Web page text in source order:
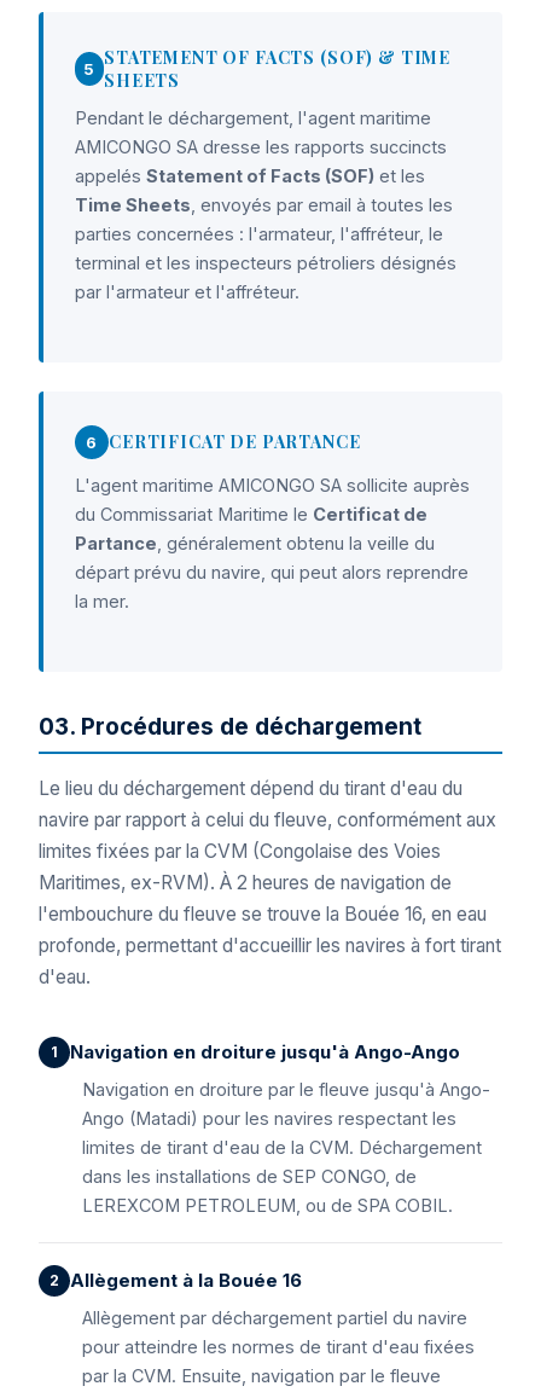
5
STATEMENT OF FACTS (SOF) & TIME
SHEETS
Pendant le déchargement, l'agent maritime
AMICONGO SA dresse les rapports succincts
appelés Statement of Facts (SOF) et les
Time Sheets , envoyés par email à toutes les
parties concernées : l'armateur, l'affréteur, le
terminal et les inspecteurs pétroliers désignés
par l'armateur et l'affréteur.
6 CERTIFICAT DE PARTANCE
L'agent maritime AMICONGO SA sollicite auprès
du Commissariat Maritime le Certificat de
Partance , généralement obtenu la veille du
départ prévu du navire, qui peut alors reprendre
la mer.
03. Procédures de déchargement
Le lieu du déchargement dépend du tirant d'eau du
navire par rapport à celui du fleuve, conformément aux
limites fixées par la CVM (Congolaise des Voies
Maritimes, ex-RVM). À 2 heures de navigation de
l'embouchure du fleuve se trouve la Bouée 16, en eau
profonde, permettant d'accueillir les navires à fort tirant
d'eau.
Navigation en droiture jusqu'à Ango-Ango
Navigation en droiture par le fleuve jusqu'à Ango-
Ango (Matadi) pour les navires respectant les
limites de tirant d'eau de la CVM. Déchargement
dans les installations de SEP CONGO, de
LEREXCOM PETROLEUM, ou de SPA COBIL.
Allègement à la Bouée 16
Allègement par déchargement partiel du navire
pour atteindre les normes de tirant d'eau fixées
par la CVM. Ensuite, navigation par le fleuve